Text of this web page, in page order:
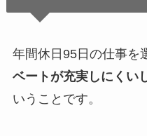
年間休日95日の仕事を
ベートが充実しにくい
いうことです。